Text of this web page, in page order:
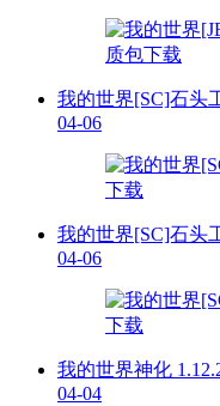
我的世界[SC]石头
04-06
我的世界[SC]石头
04-06
我的世界神化
04-04